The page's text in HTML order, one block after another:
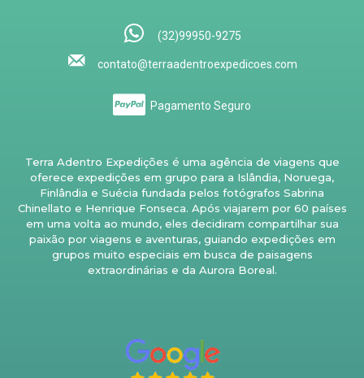
(32)99950-9275
contato@terraadentroexpedicoes.com
Pagamento Seguro
Terra Adentro Expedições é uma agência de viagens que
oferece expedições em grupo para a Islândia, Noruega,
Finlândia e Suécia fundada pelos fotógrafos Sabrina
Chinellato e Henrique Fonseca. Após viajarem por 60 países
em uma volta ao mundo, eles decidiram compartilhar sua
paixão por viagens e aventuras, guiando expedições em
grupos muito especiais em busca de paisagens
extraordinárias e da Aurora Boreal.